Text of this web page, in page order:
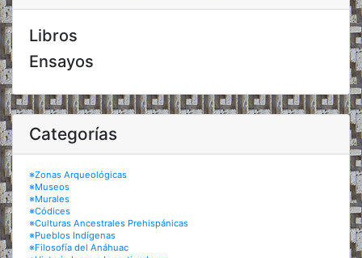
Libros
Ensayos
Categorías
※Zonas Arqueológicas
※Museos
※Murales
※Códices
※Culturas Ancestrales Prehispánicas
※Pueblos Indígenas
※Filosofía del Anáhuac